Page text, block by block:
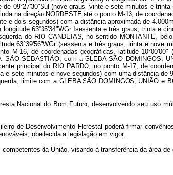
09°27'30"Sul (nove graus, vinte e sete minutos e
na direção NORDESTE até o ponto M-13, de
e dois segundos) com a distância aproximada de
63°35'34"WGr Isessenta e três graus, trinta e
do RIO CANDEIAS, no sentido MONTANTE,
63°39'56"WGr (sessenta e três graus, trinta e nove
M-16, de coordenadas geográficas, latitude
SEBASTIÃO, com a GLEBA SÃO DOMINGOS,
principal do RIO PARDO, no ponto M-17, de
sete minutos e nove segundos) com uma distância de
limite com a GLEBA SÃO DOMINGOS, UNIÃO e
Nacional do Bom Futuro, desenvolvendo seu uso
de Desenvolvimento Florestal poderá firmar
obedecida a legislação em vigor.
da União, visando à transferência da área